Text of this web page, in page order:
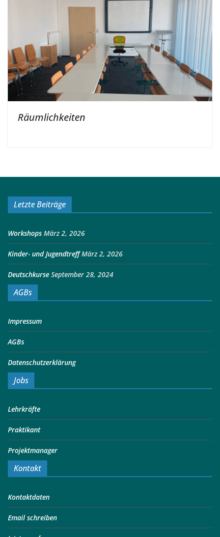
Räumlichkeiten
Letzte Beiträge
Workshops März 2, 2026
Kinder- und Jugendtreff März 2, 2026
Deutschkurse September 28, 2024
AGBs
Impressum
AGBs
Datenschutzerklärung
Jobs
Lehrkräfte
Praktikant
Projektmanager
Kontakt
Kontaktdaten
Email schreiben